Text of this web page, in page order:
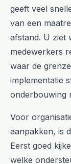
geeft veel
van een
afstand. U ziet
medewerkers
waar de
implementatie
onderbouwing
Voor
aanpakken, is
Eerst goed
welke